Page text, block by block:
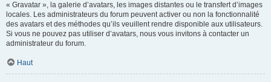
« Gravatar », la galerie d’avatars, les images distantes ou le transfert d’images
locales. Les administrateurs du forum peuvent activer ou non la fonctionnalité
des avatars et des méthodes qu’ils veuillent rendre disponible aux utilisateurs.
Si vous ne pouvez pas utiliser d’avatars, nous vous invitons à contacter un
administrateur du forum.
Haut